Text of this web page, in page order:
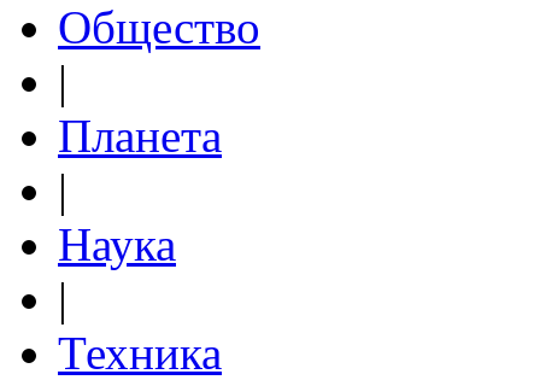
Общество
|
Планета
|
Наука
|
Техника